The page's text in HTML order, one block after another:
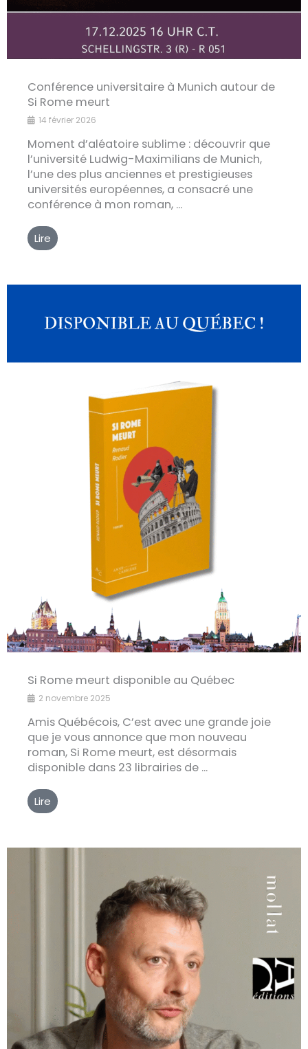
Conférence universitaire à Munich autour de
Si Rome meurt
14 février 2026
Moment d’aléatoire sublime : découvrir que
l’université Ludwig-Maximilians de Munich,
l’une des plus anciennes et prestigieuses
universités européennes, a consacré une
conférence à mon roman, ...
Lire
Si Rome meurt disponible au Québec
2 novembre 2025
Amis Québécois, C’est avec une grande joie
que je vous annonce que mon nouveau
roman, Si Rome meurt, est désormais
disponible dans 23 librairies de ...
Lire